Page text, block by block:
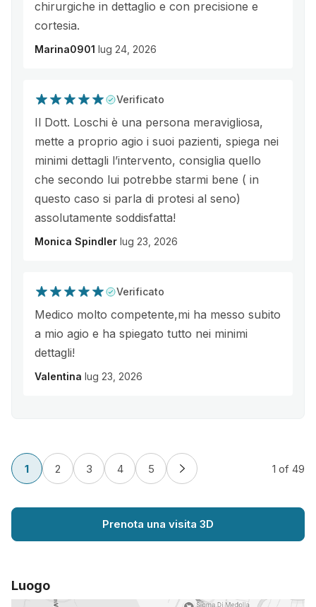
chirurgiche in dettaglio e con precisione e
cortesia.
Marina0901 lug 24, 2026
Verificato
Il Dott. Loschi è una persona meravigliosa,
mette a proprio agio i suoi pazienti, spiega nei
minimi dettagli l’intervento, consiglia quello
che secondo lui potrebbe starmi bene ( in
questo caso si parla di protesi al seno)
assolutamente soddisfatta!
Monica Spindler lug 23, 2026
Verificato
Medico molto competente,mi ha messo subito
a mio agio e ha spiegato tutto nei minimi
dettagli!
Valentina lug 23, 2026
1 2 3 4 5 1 of 49
Prenota una visita 3D
Luogo